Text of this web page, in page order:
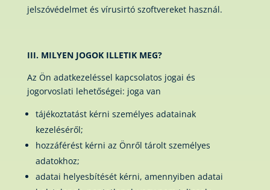
jelszóvédelmet és vírusirtó szoftvereket használ.
III. MILYEN JOGOK ILLETIK MEG?
Az Ön adatkezeléssel kapcsolatos jogai és
jogorvoslati lehetőségei: joga van
tájékoztatást kérni személyes adatainak
kezeléséről;
hozzáférést kérni az Önről tárolt személyes
adatokhoz;
adatai helyesbítését kérni, amennyiben adatai